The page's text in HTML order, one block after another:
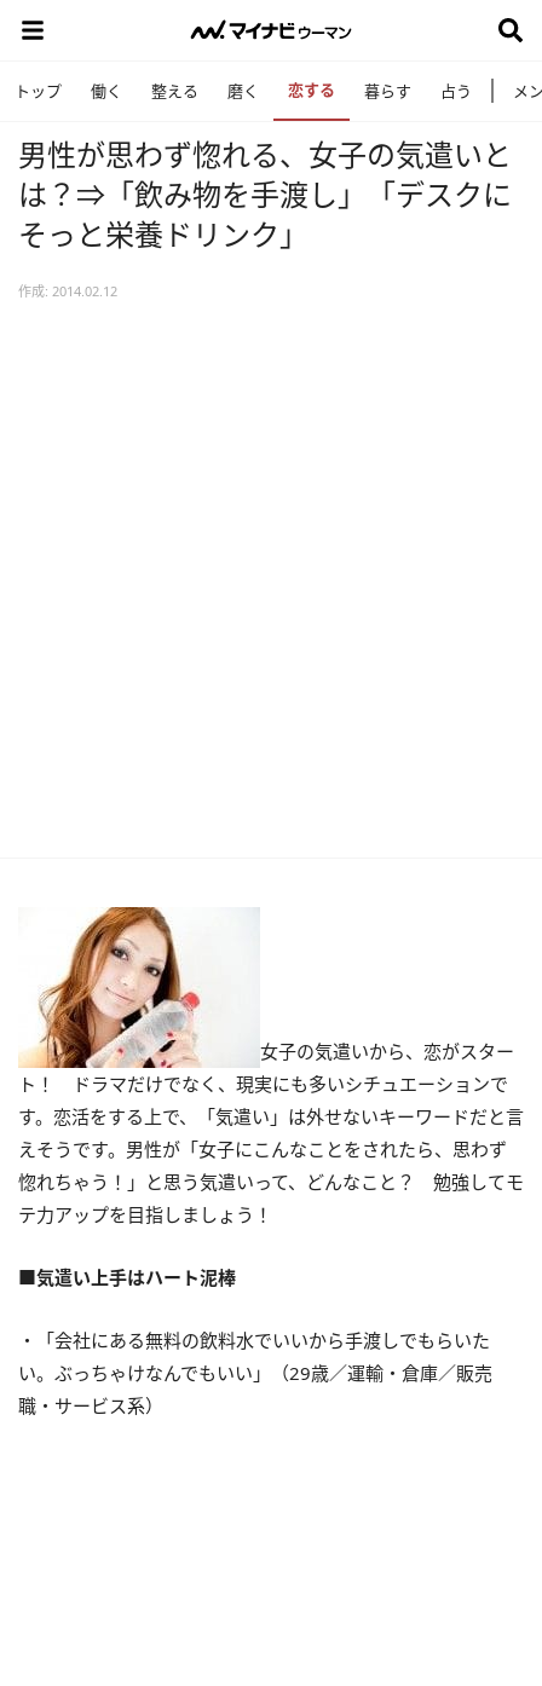
トップ 働く 整える 磨く 恋する 暮らす 占う メ
男性が思わず惚れる、女子の気遣いと
は？⇒「飲み物を手渡し」「デスクに
そっと栄養ドリンク」
作成: 2014.02.12
女子の気遣いから、恋がスター
ト！ ドラマだけでなく、現実にも多いシチュエーションで
す。恋活をする上で、「気遣い」は外せないキーワードだと言
えそうです。男性が「女子にこんなことをされたら、思わず
惚れちゃう！」と思う気遣いって、どんなこと？ 勉強してモ
テ力アップを目指しましょう！
■気遣い上手はハート泥棒
・「会社にある無料の飲料水でいいから手渡しでもらいた
い。ぶっちゃけなんでもいい」（29歳／運輸・倉庫／販売
職・サービス系）